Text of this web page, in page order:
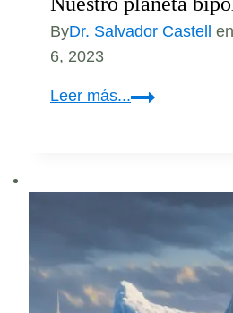
ByDr. Salvador Castell
6, 2023
Leer más...Nuestro